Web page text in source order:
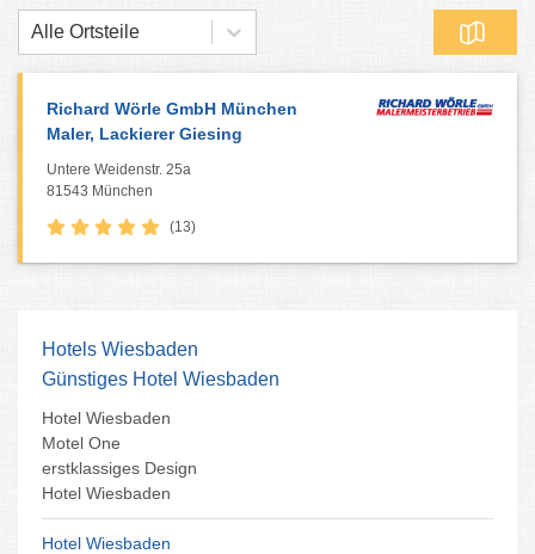
Alle Ortsteile
Richard Wörle GmbH München
Maler, Lackierer Giesing
Untere Weidenstr. 25a
81543 München
(13)
Hotels Wiesbaden
Günstiges Hotel Wiesbaden
Hotel Wiesbaden
Motel One
erstklassiges Design
Hotel Wiesbaden
Hotel Wiesbaden